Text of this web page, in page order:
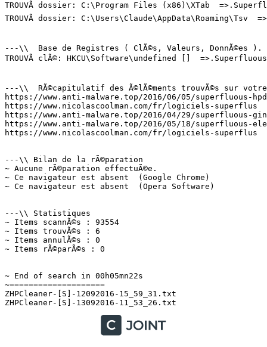
TROUVÃ dossier: C:\Program Files (x86)\XTab
TROUVÃ dossier: C:\Users\Claude\AppData\Roaming\Tsv
---\\  Base de Registres ( ClÃ©s, Valeurs, DonnÃ©es ).
TROUVÃ clÃ©: HKCU\Software\undefined []
---\\  RÃ©capitulatif des Ã©lÃ©ments trouvÃ©s sur
https://www.anti-malware.top/2016/06/05/superfluous-
https://www.nicolascoolman.com/fr/logiciels-superflus
https://www.anti-malware.top/2016/04/29/superfluous-
https://www.anti-malware.top/2016/05/18/superfluous-
https://www.nicolascoolman.com/fr/logiciels-superflus
---\\ Bilan de la rÃ©paration
~ Aucune rÃ©paration effectuÃ©e.
~ Ce navigateur est absent  (Google Chrome)
~ Ce navigateur est absent  (Opera Software)
---\\ Statistiques
~ Items scannÃ©s : 93554
~ Items trouvÃ©s : 6
~ Items annulÃ©s : 0
~ Items rÃ©parÃ©s : 0
~ End of search in 00h05mn22s
~====================
ZHPCleaner-[S]-12092016-15_59_31.txt